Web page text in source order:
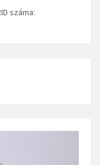
száma: